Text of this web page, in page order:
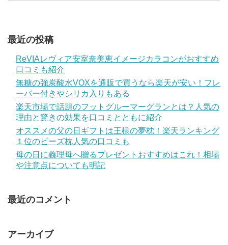
最近の投稿
ReVIAレヴィア安室奈美恵イメージカラコンがおすすめ
口コミも紹介
無糖の強炭酸水VOXを通販で買うなら楽天が安い！フレ
ーバー付きやシリカ入りもある
楽天市場で話題のフットグルーマーグランとは？人気の
理由と驚きの効果を口コミとともに紹介
オススメの父の日ギフトは王様の夢枕！楽天ランキング
１位のビーズ枕人気の口コミも
母の日に義理母へ贈るプレゼントおすすめはこれ！相場
や注意点についても明記
最近のコメント
アーカイブ